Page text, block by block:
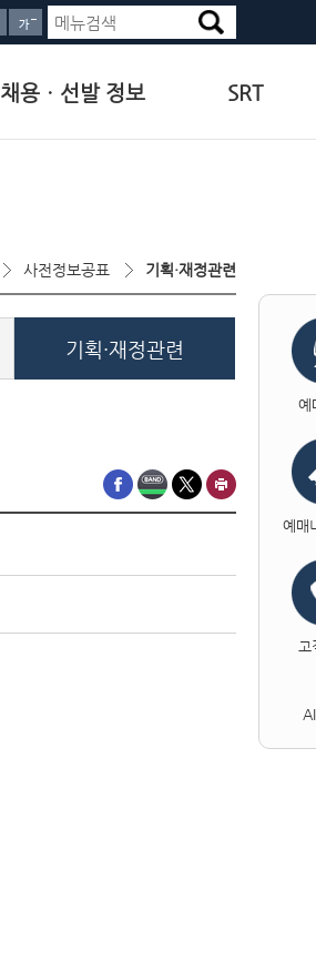
채용ㆍ선발 정보 SRT
사전정보공표 기획·재정관련
기획·재정관련
예
예매
고